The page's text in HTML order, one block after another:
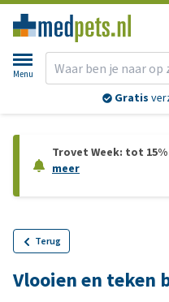
Menu
Gratis
Trovet Week: tot
meer
Terug
Vlooien en teken